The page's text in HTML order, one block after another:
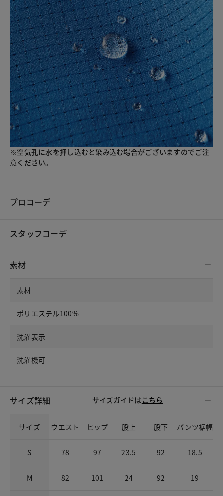
※空気孔に水を押し込むと染み込む場合がございますのでご注
意ください。
プロコーデ
スタッフコーデ
素材
素材
ポリエステル100%
洗濯表示
洗濯機可
サイズ詳細 サイズガイドは こちら
サイズ ウエスト ヒップ 股上 股下 パンツ裾幅
S 78 97 23.5 92 18.5
M 82 101 24 92 19